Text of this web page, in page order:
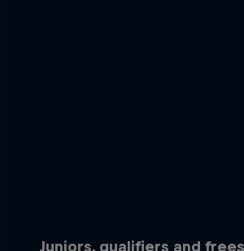
Juniors, qualifiers and